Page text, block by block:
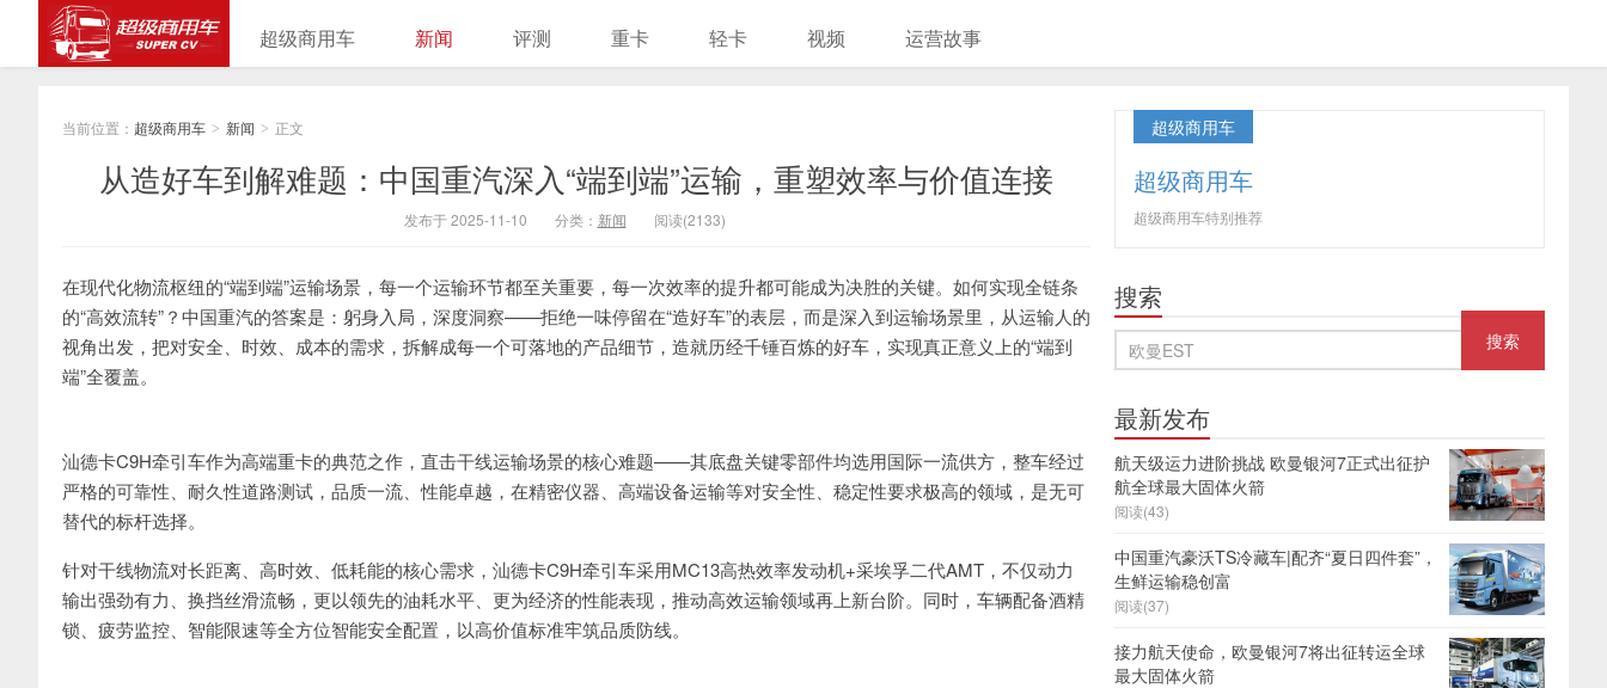
超级商用车 新闻 评测 重卡 轻卡 视频 运营故事
当前位置： 超级商用车 > 新闻 > 正文
从造好车到解难题：中国重汽深入“端到端”运输，重塑效率与价值连接
发布于 2025-11-10 分类： 新闻 阅读(2133)
在现代化物流枢纽的“端到端”运输场景，每一个运输环节都至关重要，每一次效率的提升都可能成为决胜的关键。如何实现全链条
的“高效流转”？中国重汽的答案是：躬身入局，深度洞察——拒绝一味停留在“造好车”的表层，而是深入到运输场景里，从运输人的
视角出发，把对安全、时效、成本的需求，拆解成每一个可落地的产品细节，造就历经千锤百炼的好车，实现真正意义上的“端到
端”全覆盖。
汕德卡C9H牵引车作为高端重卡的典范之作，直击干线运输场景的核心难题——其底盘关键零部件均选用国际一流供方，整车经过
严格的可靠性、耐久性道路测试，品质一流、性能卓越，在精密仪器、高端设备运输等对安全性、稳定性要求极高的领域，是无可
替代的标杆选择。
针对干线物流对长距离、高时效、低耗能的核心需求，汕德卡C9H牵引车采用MC13高热效率发动机+采埃孚二代AMT，不仅动力
输出强劲有力、换挡丝滑流畅，更以领先的油耗水平、更为经济的性能表现，推动高效运输领域再上新台阶。同时，车辆配备酒精
锁、疲劳监控、智能限速等全方位智能安全配置，以高价值标准牢筑品质防线。
超级商用车
超级商用车
超级商用车特别推荐
搜索
最新发布
航天级运力进阶挑战 欧曼银河7正式出征护
航全球最大固体火箭
阅读(43)
中国重汽豪沃TS冷藏车|配齐“夏日四件套”，
生鲜运输稳创富
阅读(37)
接力航天使命，欧曼银河7将出征转运全球
最大固体火箭